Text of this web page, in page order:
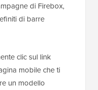
di Firebox,
di barre
clic sul link
mobile che ti
un modello